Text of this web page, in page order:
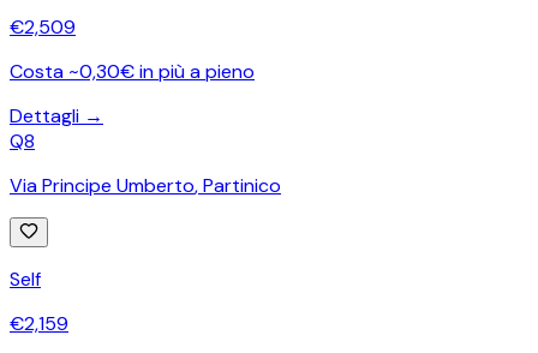
€2,509
Costa ~0,30€ in più a pieno
Dettagli →
Q8
Via Principe Umberto,Partinico
Self
€2,159